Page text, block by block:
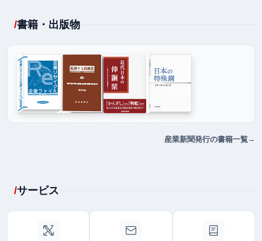
書籍・出版物
産業新聞発行の書籍一覧
サービス